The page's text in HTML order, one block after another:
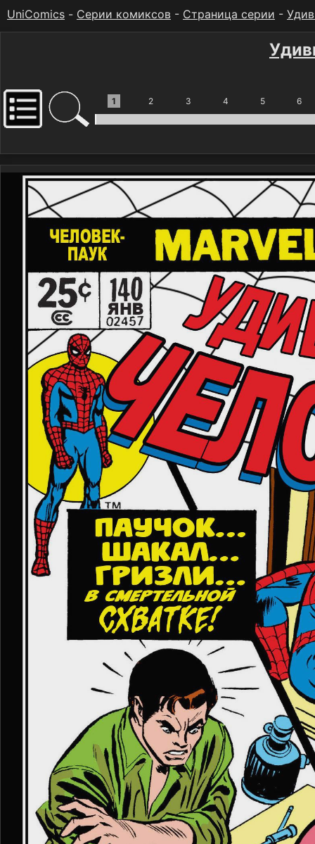
UniComics - Серии комиксов - Страница серии -
1 2 3 4 5 6